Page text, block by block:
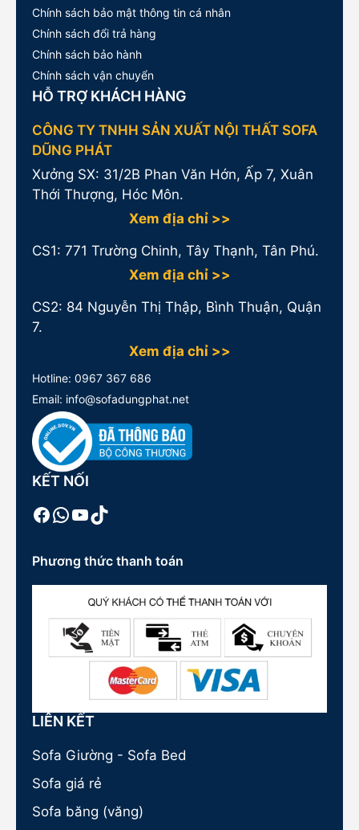
Chính sách bảo mật thông tin cá nhân
Chính sách đổi trả hàng
Chính sách bảo hành
Chính sách vận chuyển
HỖ TRỢ KHÁCH HÀNG
CÔNG TY TNHH SẢN XUẤT NỘI THẤT SOFA
DŨNG PHÁT
Xưởng SX: 31/2B Phan Văn Hớn, Ấp 7, Xuân
Thới Thượng, Hóc Môn.
Xem địa chỉ >>
CS1: 771 Trường Chinh, Tây Thạnh, Tân Phú.
Xem địa chỉ >>
CS2: 84 Nguyễn Thị Thập, Bình Thuận, Quận
7.
Xem địa chỉ >>
Hotline: 0967 367 686
Email: info@sofadungphat.net
KẾT NỐI
Facebook
WhatsApp
Youtube
TikTok
Phương thức thanh toán
LIÊN KẾT
Sofa Giường - Sofa Bed
Sofa giá rẻ
Sofa băng (văng)